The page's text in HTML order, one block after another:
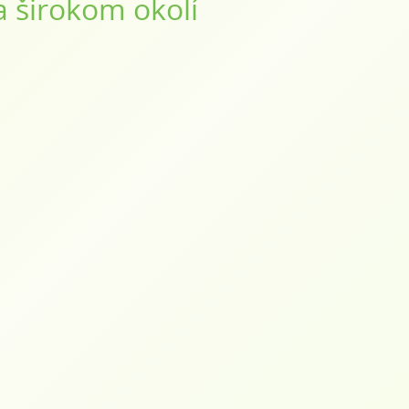
širokom okolí